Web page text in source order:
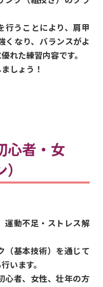
行うことにより、肩甲
くなり、バランスがよ
れた練習内容です。
しょう！
心者・女
運動不足・ストレス解
（基本技術）を通じて
います。
心者、女性、壮年の方